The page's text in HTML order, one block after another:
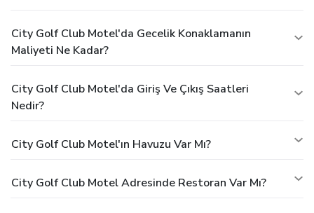
City Golf Club Motel'da Gecelik Konaklamanın
Maliyeti Ne Kadar?
City Golf Club Motel'da Giriş Ve Çıkış Saatleri
Nedir?
City Golf Club Motel'ın Havuzu Var Mı?
City Golf Club Motel Adresinde Restoran Var Mı?